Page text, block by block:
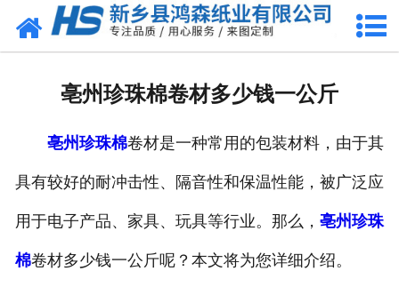
网站首页
新闻动态
亳州珍珠棉卷材多少钱一公斤
亳州珍珠棉卷材是一种常用的包装材料，由于其
具有较好的耐冲击性、隔音性和保温性能，被广泛应
用于电子产品、家具、玩具等行业。那么， 亳州珍珠
棉卷材多少钱一公斤呢？本文将为您详细介绍。